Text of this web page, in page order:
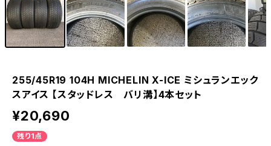
255/45R19 104H MICHELIN X-ICE ミシュランエック
スアイス 【スタッドレス バリ溝】4本セット
¥20,690
残り1点